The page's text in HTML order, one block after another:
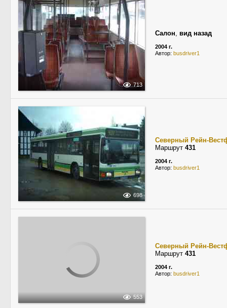
713
Салон, вид назад
2004 г.
Автор: busdriver1
698
Северный Рейн-
Маршрут 431
2004 г.
Автор: busdriver1
553
Северный Рейн-
Маршрут 431
2004 г.
Автор: busdriver1